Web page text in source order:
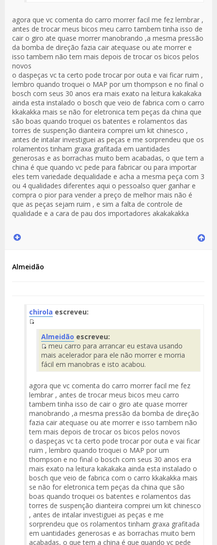
agora que vc comenta do carro morrer facil me fez lembrar ,
antes de trocar meus bicos meu carro tambem tinha isso de
cair o giro ate quase morrer manobrando ,a mesma pressão
da bomba de direção fazia cair atequase ou ate morrer e
isso tambem não tem mais depois de trocar os bicos pelos
novos
o daspeças vc ta certo pode trocar por outa e vai ficar ruim ,
lembro quando troquei o MAP por um thompson e no final o
bosch com seus 30 anos era mais exato na leitura kakakaka
ainda esta instalado o bosch que veio de fabrica com o carro
kkakakka mais se não for eletronica tem peças da china que
são boas quando troquei os batentes e rolamentos das
torres de suspenção dianteira comprei um kit chinesco ,
antes de intalar investiguei as peças e me sorprendeu que os
rolamentos tinham graxa grafitada em uantidades
generosas e as borrachas muito bem acabadas, o que tem a
china é que quando vc pede para fabricar ou para importar
eles tem variedade dequalidade e acha a mesma peça com 3
ou 4 qualidades diferentes aqui o pessoalso quer ganhar e
compra o pior para vender a preço de melhor mais não é
que as peças sejam ruim , e sim a falta de controle de
qualidade e a cara de pau dos importadores akakakakka
Almeidão
chirola escreveu:
Fuente
del
Mensaje
Almeidão escreveu:
Fuente
del
Mensaje
meu carro para arrancar eu estava usando
mais acelerador para ele não morrer e morria
fácil em manobras e isto acabou.
agora que vc comenta do carro morrer facil me fez
lembrar , antes de trocar meus bicos meu carro
tambem tinha isso de cair o giro ate quase morrer
manobrando ,a mesma pressão da bomba de direção
fazia cair atequase ou ate morrer e isso tambem não
tem mais depois de trocar os bicos pelos novos
o daspeças vc ta certo pode trocar por outa e vai ficar
ruim , lembro quando troquei o MAP por um
thompson e no final o bosch com seus 30 anos era
mais exato na leitura kakakaka ainda esta instalado o
bosch que veio de fabrica com o carro kkakakka mais
se não for eletronica tem peças da china que são
boas quando troquei os batentes e rolamentos das
torres de suspenção dianteira comprei um kit chinesco
, antes de intalar investiguei as peças e me
sorprendeu que os rolamentos tinham graxa grafitada
em uantidades generosas e as borrachas muito bem
acabadas, o que tem a china é que quando vc pede